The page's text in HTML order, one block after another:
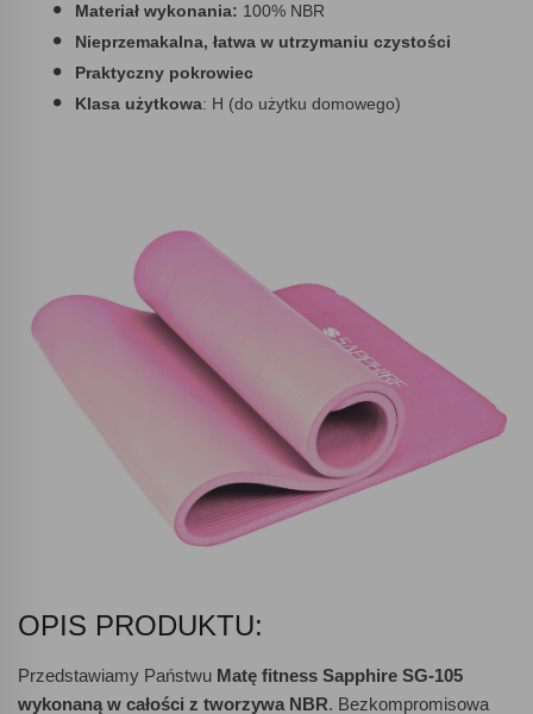
Materiał wykonania: 100% NBR
Nieprzemakalna, łatwa w utrzymaniu czystości
Praktyczny pokrowiec
Klasa użytkowa: H (do użytku domowego)
OPIS PRODUKTU:
Przedstawiamy Państwu Matę fitness Sapphire SG-105
wykonaną w całości z tworzywa NBR. Bezkompromisowa